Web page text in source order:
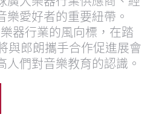
樂愛好者的重要紐帶。
器行業的風向標，在踏
與郎朗攜手合作促進展會
人們對音樂教育的認識。